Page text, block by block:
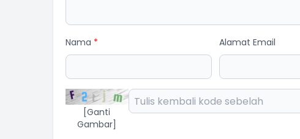
Nama * Alamat Email
[Ganti
Gambar]